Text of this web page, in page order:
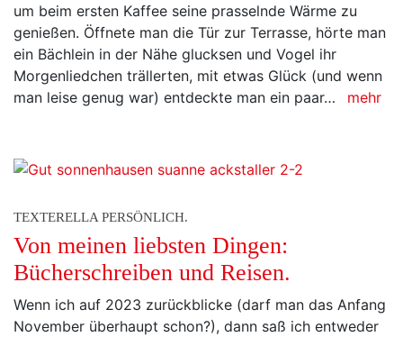
um beim ersten Kaffee seine prasselnde Wärme zu
genießen. Öffnete man die Tür zur Terrasse, hörte man
ein Bächlein in der Nähe glucksen und Vogel ihr
Morgenliedchen trällerten, mit etwas Glück (und wenn
man leise genug war) entdeckte man ein paar…
mehr
TEXTERELLA PERSÖNLICH.
Von meinen liebsten Dingen:
Bücherschreiben und Reisen.
Wenn ich auf 2023 zurückblicke (darf man das Anfang
November überhaupt schon?), dann saß ich entweder